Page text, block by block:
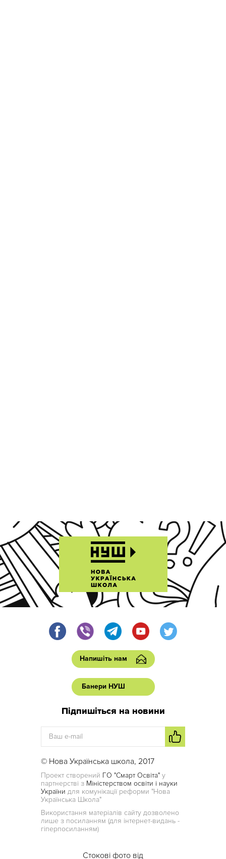
Напишіть нам
Банери НУШ
Підпишіться на новини
© Нова Українська школа, 2017
Проект створений ГО "Смарт Освіта" у
партнерстві з Міністерством освіти і науки
України для комунікації реформи "Нова
Українська Школа"
Використання матеріалів сайту дозволено
лише з посиланням (для інтернет-видань -
гіперпосиланням)
Стокові фото від